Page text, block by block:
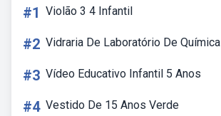
#1 Violão 3 4 Infantil
#2 Vidraria De Laboratório De Química
#3 Vídeo Educativo Infantil 5 Anos
#4 Vestido De 15 Anos Verde